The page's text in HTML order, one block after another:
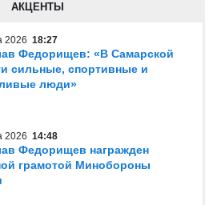
АКЦЕНТЫ
2026 18:27
Федорищев: «В Самарской
сильные, спортивные и
люди»
2026 14:48
Федорищев награжден
грамотой Минобороны